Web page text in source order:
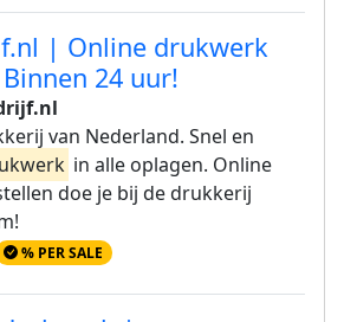
| Online drukwerk
24 uur!
van Nederland. Snel en
in alle oplagen. Online
doe je bij de drukkerij
% PER SALE